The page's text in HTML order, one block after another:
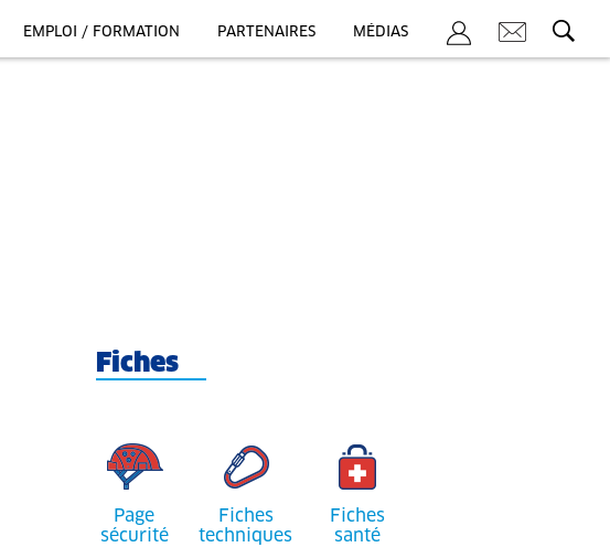
EMPLOI / FORMATION PARTENAIRES MÉDIAS
Fiches
Page
sécurité
Fiches
techniques
Fiches
santé